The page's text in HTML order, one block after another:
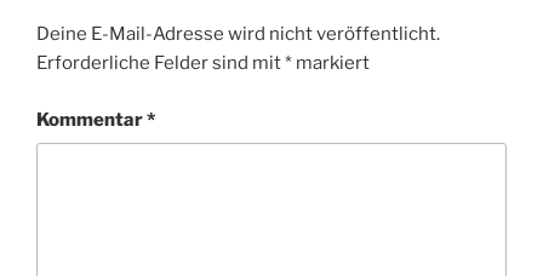
Deine E-Mail-Adresse wird nicht veröffentlicht.
Erforderliche Felder sind mit* markiert
Kommentar*